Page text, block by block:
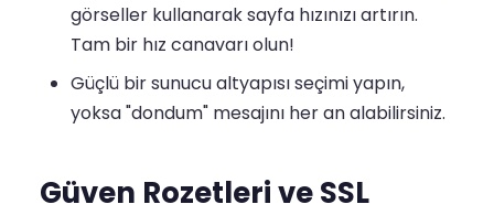
görseller kullanarak sayfa hızınızı artırın.
Tam bir hız canavarı olun!
Güçlü bir sunucu altyapısı seçimi yapın,
yoksa "dondum" mesajını her an alabilirsiniz.
Güven Rozetleri ve SSL